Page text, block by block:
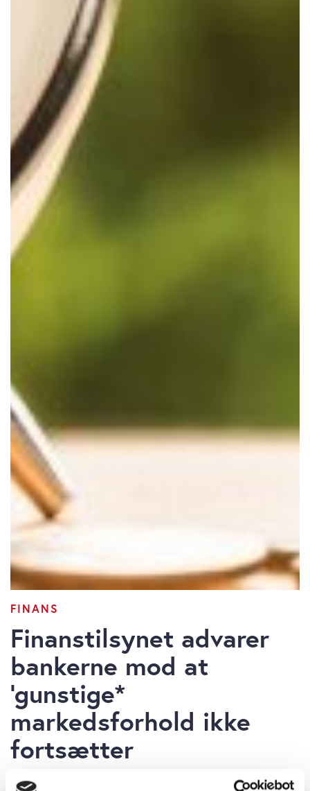
FINANS
Finanstilsynet advarer
bankerne mod at
‘gunstige*
markedsforhold ikke
fortsætter